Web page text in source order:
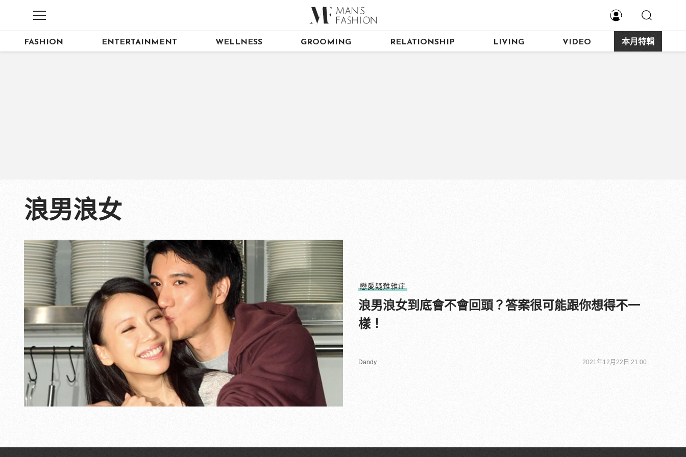
FASHION ENTERTAINMENT WELLNESS GROOMING RELATIONSHIP LIVING VIDEO 本月特輯
浪男浪女
戀愛疑難雜症
浪男浪女到底會不會回頭？答案很可能跟你想得不一
樣！
Dandy 2021年12月22日 21:00